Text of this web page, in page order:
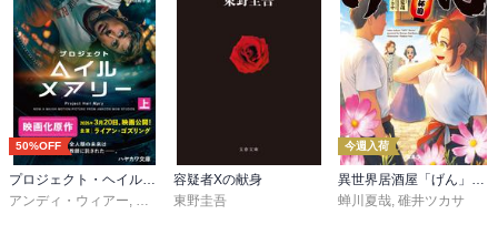
50%OFF
アンディ・ウィアー
小野田和子
容疑者Xの献身
東野圭吾
今週入荷
蝉川夏哉 碓井ツカサ